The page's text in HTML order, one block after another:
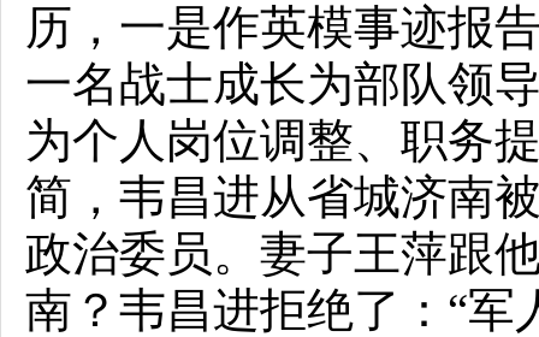
历，一是作英模事迹报
一名战士成长为部队领
为个人岗位调整、职务
简，韦昌进从省城济南
政治委员。妻子王萍跟
南？韦昌进拒绝了：“